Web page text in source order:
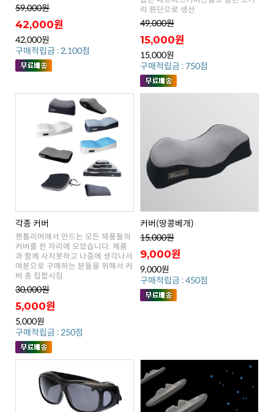
59,000원
42,000원
42,000원
구매적립금 : 2,100점
리 원단으로 생산
49,000원
15,000원
15,000원
구매적립금 : 750점
각종 커버
버 총 집합시킴
30,000원
5,000원
5,000원
구매적립금 : 250점
커버(땅콩베개)
15,000원
9,000원
9,000원
구매적립금 : 450점